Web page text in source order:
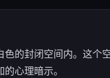
的封闭空间内。这个
心理暗示。